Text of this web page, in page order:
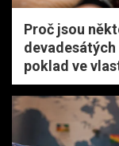
Proč jsou
poklad ve